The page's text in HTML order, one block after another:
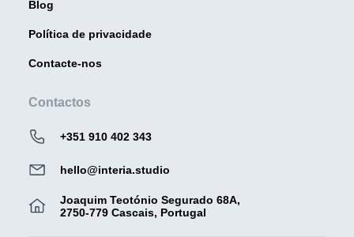
Blog
Política de privacidade
Contacte-nos
Contactos
+351 910 402 343
hello@interia.studio
Joaquim Teotónio Segurado 68A,
2750-779 Cascais, Portugal